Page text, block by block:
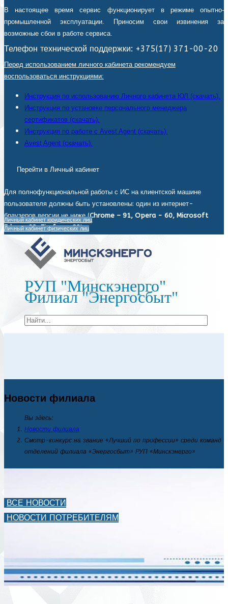
В настоящее время сервис функционирует в режиме опытно-
промышленной эксплуатации. Приносим свои извинения за
возможные сбои в работе сервиса.
Телефон технической поддержки: +375(17) 371-00-20
Перед использованием личного кабинета рекомендуем
воспользоваться инструкциями:
Инструкция по использованию Личного кабинета ЮЛ (скачать).
Инструкция по установке персонального менеджера
сертификатов (скачать).
Инструкция по работе с Avest Agent (скачать).
Avest Agent (скачать).
Перейти в Личный кабинет
Для полнофункциональной работы с ИС на клиентской машине
пользователя должны быть установлены: один из интернет-
браузеров версии не ниже (Chrome – 91, Opera - 60, Microsoft
Edge - 93, Firefox - 92).
Личный кабинет юридических лиц
Личный кабинет физических лиц
РУП "Минскэнерго"
Филиал "Энергосбыт"
Новости филиала
Вы здесь:
Новости филиала
Смотр-конкурс на звание «Лучший по профессии» среди команд
отделений филиала «Энергосбыт» РУП «Минскэнерго»
ВСЕ НОВОСТИ
НОВОСТИ ПОТРЕБИТЕЛЯМ